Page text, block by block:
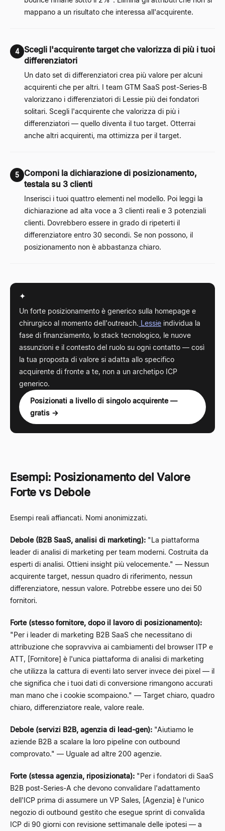
mappano a un risultato che interessa all'acquirente.
4 Scegli l'acquirente target che valorizza di più i tuoi
differenziatori
Un dato set di differenziatori crea più valore per alcuni
acquirenti che per altri. I team GTM SaaS post-Series-B
valorizzano i differenziatori di Lessie più dei fondatori
solitari. Scegli l'acquirente che valorizza di più i
differenziatori — quello diventa il tuo target. Otterrai
anche altri acquirenti, ma ottimizza per il target.
5
Componi la dichiarazione di posizionamento,
testala su 3 clienti
Inserisci i tuoi quattro elementi nel modello. Poi leggi la
dichiarazione ad alta voce a 3 clienti reali e 3 potenziali
clienti. Dovrebbero essere in grado di ripeterti il
differenziatore entro 30 secondi. Se non possono, il
posizionamento non è abbastanza chiaro.
✦
Un forte posizionamento è generico sulla homepage e
chirurgico al momento dell'outreach. Lessie individua la
fase di finanziamento, lo stack tecnologico, le nuove
assunzioni e il contesto del ruolo su ogni contatto — così
la tua proposta di valore si adatta allo specifico
acquirente di fronte a te, non a un archetipo ICP
generico.
Posizionati a livello di singolo acquirente —
gratis →
Esempi: Posizionamento del Valore
Forte vs Debole
Esempi reali affiancati. Nomi anonimizzati.
Debole (B2B SaaS, analisi di marketing): "La piattaforma
leader di analisi di marketing per team moderni. Costruita da
esperti di analisi. Ottieni insight più velocemente." — Nessun
acquirente target, nessun quadro di riferimento, nessun
differenziatore, nessun valore. Potrebbe essere uno dei 50
fornitori.
Forte (stesso fornitore, dopo il lavoro di posizionamento):
"Per i leader di marketing B2B SaaS che necessitano di
attribuzione che sopravviva ai cambiamenti del browser ITP e
ATT, [Fornitore] è l'unica piattaforma di analisi di marketing
che utilizza la cattura di eventi lato server invece dei pixel — il
che significa che i tuoi dati di conversione rimangono accurati
man mano che i cookie scompaiono." — Target chiaro, quadro
chiaro, differenziatore reale, valore reale.
Debole (servizi B2B, agenzia di lead-gen): "Aiutiamo le
aziende B2B a scalare la loro pipeline con outbound
comprovato." — Uguale ad altre 200 agenzie.
Forte (stessa agenzia, riposizionata): "Per i fondatori di SaaS
B2B post-Series-A che devono convalidare l'adattamento
dell'ICP prima di assumere un VP Sales, [Agenzia] è l'unico
negozio di outbound gestito che esegue sprint di convalida
ICP di 90 giorni con revisione settimanale delle ipotesi — a